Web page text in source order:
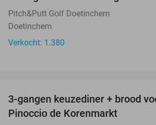
Pitch&Putt Golf Doetinchem
Doetinchem
Verkocht: 1.380
3-gangen keuzediner + brood
Pinoccio de Korenmarkt